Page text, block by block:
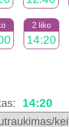
2 liko
14:20
14:20